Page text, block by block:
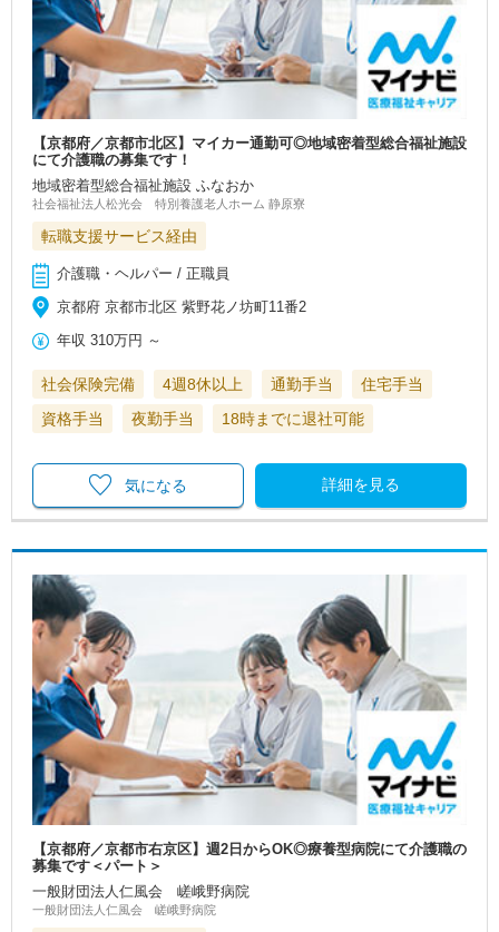
【京都府／京都市北区】マイカー通勤可◎地域密着型総合福祉施設
にて介護職の募集です！
地域密着型総合福祉施設 ふなおか
社会福祉法人松光会 特別養護老人ホーム 静原寮
転職支援サービス経由
介護職・ヘルパー / 正職員
京都府 京都市北区 紫野花ノ坊町11番2
年収 310万円 ～
社会保険完備 4週8休以上 通勤手当
住宅手当
資格手当
夜勤手当 18時までに退社可能
詳細を見る
気になる
【京都府／京都市右京区】週2日からOK◎療養型病院にて介護職の
募集です＜パート＞
一般財団法人仁風会 嵯峨野病院
一般財団法人仁風会 嵯峨野病院